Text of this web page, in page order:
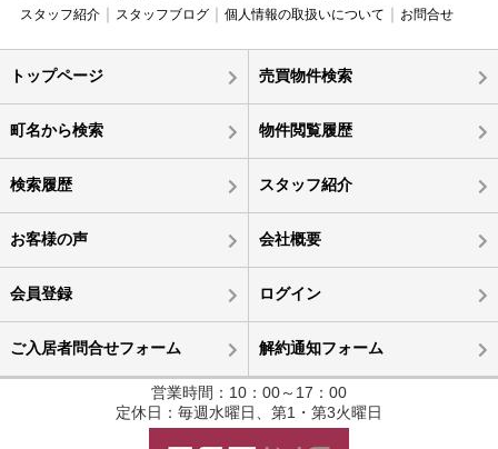
スタッフ紹介
スタッフブログ 個人情報の取扱いについて お問合せ
トップページ 売買物件検索
町名から検索 物件閲覧履歴
検索履歴 スタッフ紹介
お客様の声 会社概要
会員登録 ログイン
ご入居者問合せフォーム 解約通知フォーム
営業時間：10：00～17：00
定休日：毎週水曜日、第1・第3火曜日